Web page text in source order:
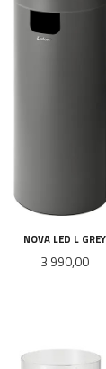
NOVA LED L GREY
Pris
3 990,00